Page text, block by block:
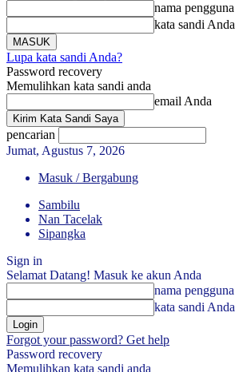
nama pengguna
kata sandi Anda
Lupa kata sandi Anda?
Password recovery
Memulihkan kata sandi anda
email Anda
pencarian
Jumat, Agustus 7, 2026
Masuk / Bergabung
Sambilu
Nan Tacelak
Sipangka
Sign in
Selamat Datang! Masuk ke akun Anda
nama pengguna
kata sandi Anda
Forgot your password? Get help
Password recovery
Memulihkan kata sandi anda